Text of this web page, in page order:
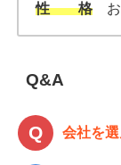
性 格
Q&A
会社を